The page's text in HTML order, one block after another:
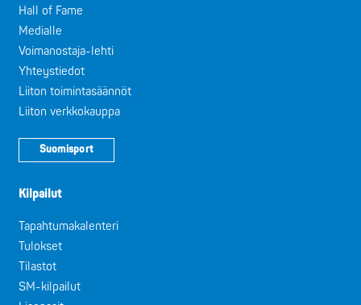
Hall of Fame
Medialle
Voimanostaja-lehti
Yhteystiedot
Liiton toimintasäännöt
Liiton verkkokauppa
Suomisport
Kilpailut
Tapahtumakalenteri
Tulokset
Tilastot
SM-kilpailut